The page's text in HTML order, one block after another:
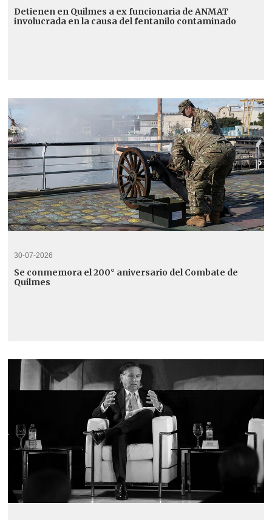
Detienen en Quilmes a ex funcionaria de ANMAT
involucrada en la causa del fentanilo contaminado
30-07-2026
Se conmemora el 200° aniversario del Combate de
Quilmes